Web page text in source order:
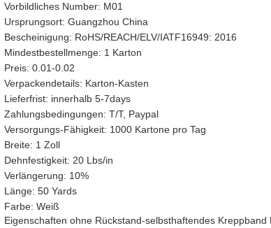
Vorbildliches Number: M01
Ursprungsort: Guangzhou China
Bescheinigung: RoHS/REACH/ELV/IATF16949: 2016
Mindestbestellmenge: 1 Karton
Preis: 0.01-0.02
Verpackendetails: Karton-Kasten
Lieferfrist: innerhalb 5-7days
Zahlungsbedingungen: T/T, Paypal
Versorgungs-Fähigkeit: 1000 Kartone pro Tag
Breite: 1 Zoll
Dehnfestigkeit: 20 Lbs/in
Verlängerung: 10%
Länge: 50 Yards
Farbe: Weiß
Eigenschaften ohne Rückstand-selbsthaftendes Kreppband